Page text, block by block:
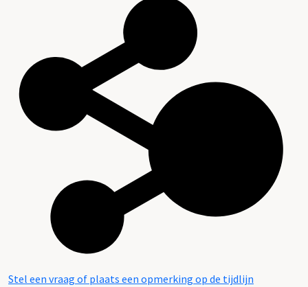
Stel een vraag of plaats een opmerking op de tijdlijn